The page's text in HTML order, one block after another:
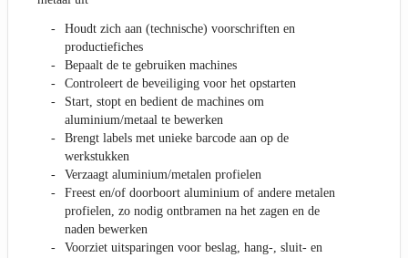
Houdt zich aan (technische) voorschriften en
productiefiches
Bepaalt de te gebruiken machines
Controleert de beveiliging voor het opstarten
Start, stopt en bedient de machines om
aluminium/metaal te bewerken
Brengt labels met unieke barcode aan op de
werkstukken
Verzaagt aluminium/metalen profielen
Freest en/of doorboort aluminium of andere metalen
profielen, zo nodig ontbramen na het zagen en de
naden bewerken
Voorziet uitsparingen voor beslag, hang-, sluit- en